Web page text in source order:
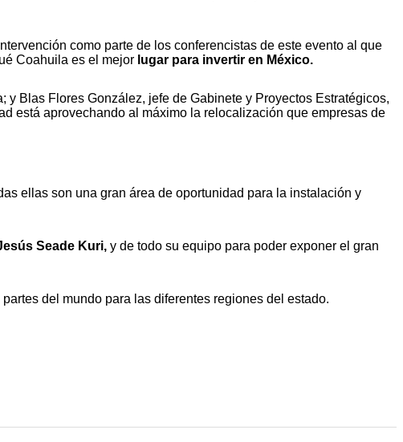
como parte de los conferencistas de este evento al que
Coahuila es el mejor lugar para invertir en México.
Blas Flores González, jefe de Gabinete y Proyectos Estratégicos,
está aprovechando al máximo la relocalización que empresas de
ellas son una gran área de oportunidad para la instalación y
Seade Kuri, y de todo su equipo para poder exponer el gran
del mundo para las diferentes regiones del estado.